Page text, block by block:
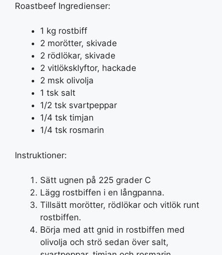
Roastbeef Ingredienser:
1 kg rostbiff
2 morötter, skivade
2 rödlökar, skivade
2 vitlöksklyftor, hackade
2 msk olivolja
1 tsk salt
1/2 tsk svartpeppar
1/4 tsk timjan
1/4 tsk rosmarin
Instruktioner:
Sätt ugnen på 225 grader C
Lägg rostbiffen i en långpanna.
Tillsätt morötter, rödlökar och vitlök runt
rostbiffen.
Börja med att gnid in rostbiffen med
olivolja och strö sedan över salt,